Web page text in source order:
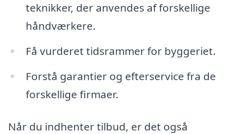
teknikker, der anvendes af forskellige
håndværkere.
Få vurderet tidsrammer for byggeriet.
Forstå garantier og efterservice fra de
forskellige firmaer.
Når du indhenter tilbud, er det også